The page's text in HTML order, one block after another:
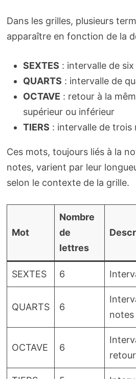
Dans les grilles, plusieurs
apparaître en fonction de la
SEXTES : intervalle de
QUARTS : intervalle de
OCTAVE : retour à la
supérieur ou inférieur
TIERS : intervalle de trois
Ces mots, toujours liés à la
notes, varient par leur
selon le contexte de la grille.
Mot
Nombre
de
lettres
SEXTES 6
QUARTS 6
notes
OCTAVE 6